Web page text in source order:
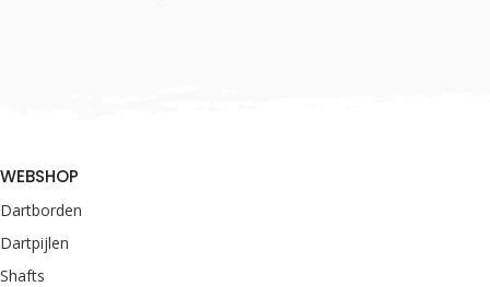
WEBSHOP
Dartborden
Dartpijlen
Shafts